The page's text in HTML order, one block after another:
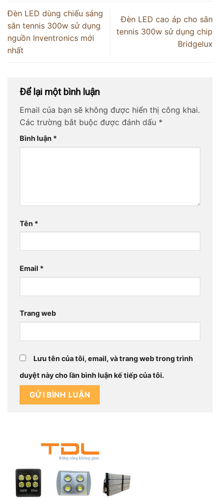
Đèn LED dùng chiếu sáng
sân tennis 300w sử dụng
nguồn Inventronics mới
nhất
Đèn LED cao áp cho sân
tennis 300w sử dụng chip
Bridgelux
Để lại một bình luận
Email của bạn sẽ không được hiển thị công khai.
Các trường bắt buộc được đánh dấu *
Bình luận *
Tên *
Email *
Trang web
Lưu tên của tôi, email, và trang web trong trình
duyệt này cho lần bình luận kế tiếp của tôi.